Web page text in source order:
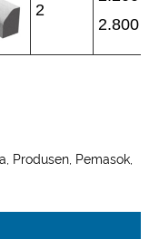
2
2.800
Produsen, Pemasok,